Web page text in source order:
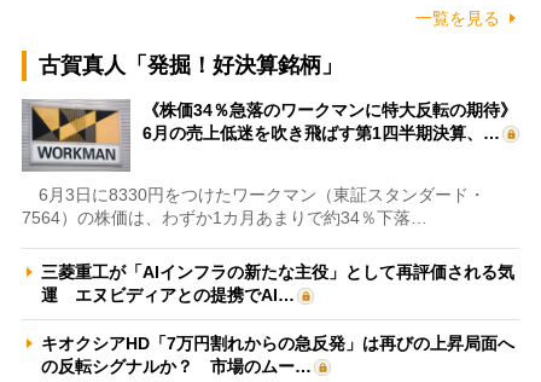
一覧を見る
古賀真人「発掘！好決算銘柄」
《株価34％急落のワークマンに特大反転の期待》
6月の売上低迷を吹き飛ばす第1四半期決算、…
6月3日に8330円をつけたワークマン（東証スタンダード・
7564）の株価は、わずか1カ月あまりで約34％下落…
三菱重工が「AIインフラの新たな主役」として再評価される気
運 エヌビディアとの提携でAI…
キオクシアHD「7万円割れからの急反発」は再びの上昇局面へ
の反転シグナルか？ 市場のムー…